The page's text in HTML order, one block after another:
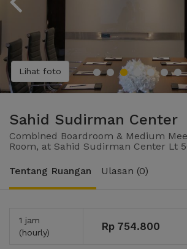
Lihat foto
Sahid Sudirman Center
Combined Boardroom & Medium
Room, at Sahid Sudirman Center Lt
Tentang Ruangan Ulasan (0)
1 jam
(hourly)
Rp 754.800